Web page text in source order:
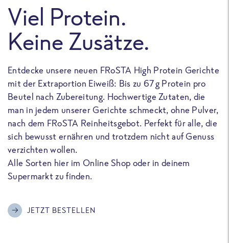
Viel Protein.
Keine Zusätze.
Entdecke unsere neuen FRoSTA High Protein Gerichte
mit der Extraportion Eiweiß: Bis zu 67 g Protein pro
Beutel nach Zubereitung. Hochwertige Zutaten, die
man in jedem unserer Gerichte schmeckt, ohne Pulver,
nach dem FRoSTA Reinheitsgebot. Perfekt für alle, die
sich bewusst ernähren und trotzdem nicht auf Genuss
verzichten wollen.
Alle Sorten hier im Online Shop oder in deinem
Supermarkt zu finden.
JETZT BESTELLEN